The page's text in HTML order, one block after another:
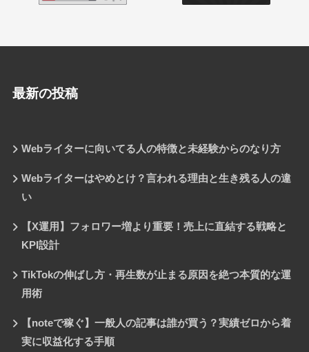
最新の投稿
Webライターに向いてる人の特徴と未経験からのなり方
Webライターはやめとけ？言われる理由と生き残る人の違
い
【X運用】フォロワー増より重要！売上に直結する戦略と
KPI設計
TikTokの伸ばし方・再生数が止まる原因を絶つ本質的な運
用術
【noteで稼ぐ】一般人の記事は誰が買う？実績ゼロから着
実に収益化する手順